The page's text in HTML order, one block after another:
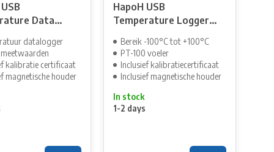
Data
datalogger
kalibratie certificaat
magnetische houder
HapoH USB
Temperature Logger
Bereik -100°C tot +100°C
PT-100 voeler
Inclusief kalibratiecertificaat
Inclusief magnetische houder
In stock
1-2 days